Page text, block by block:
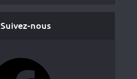
Suivez-nous